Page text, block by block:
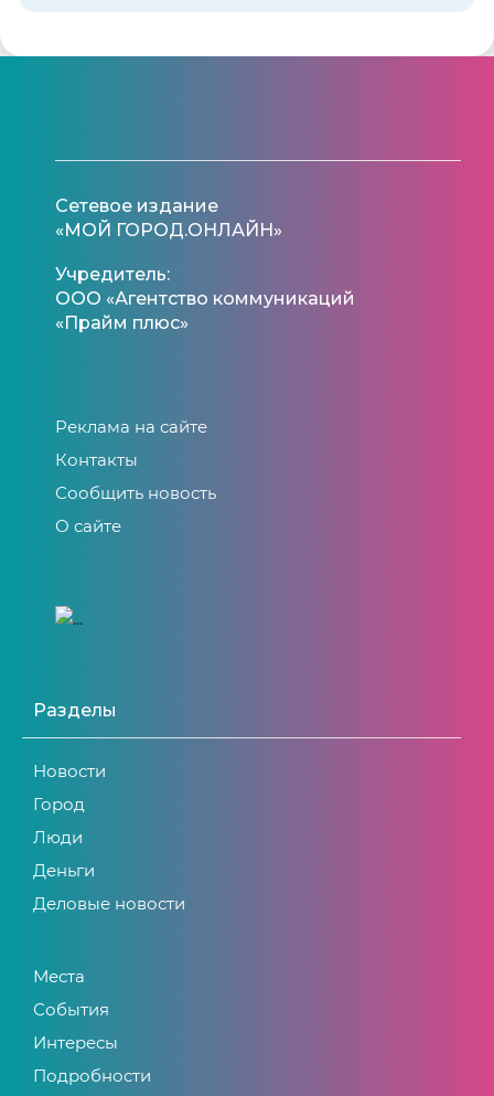
Сетевое издание
«МОЙ ГОРОД.ОНЛАЙН»
Учредитель:
ООО «Агентство коммуникаций
«Прайм плюс»
Реклама на сайте
Контакты
Сообщить новость
О сайте
Разделы
Новости
Город
Люди
Деньги
Деловые новости
Места
События
Интересы
Подробности